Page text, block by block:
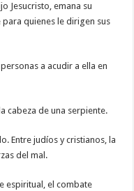
Jesucristo, emana su
quienes le dirigen sus
a acudir a ella en
cabeza de una serpiente.
Entre judíos y cristianos, la
del mal.
espiritual, el combate